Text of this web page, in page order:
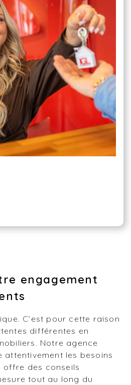
engagement
C’est pour cette raison
différentes en
Notre agence
attentivement les besoins
offre des conseils
tout au long du